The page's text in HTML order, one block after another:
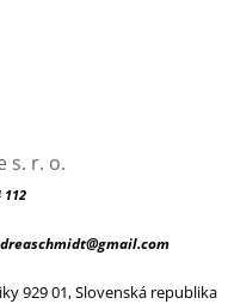
s. r. o.
112
929 01, Slovenská republika